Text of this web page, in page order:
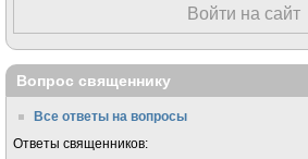
Войти на сайт
Вопрос священнику
Все ответы на вопросы
Ответы священников: